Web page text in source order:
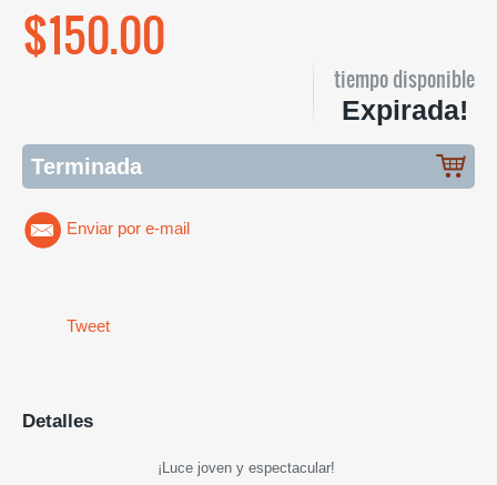
$150.00
tiempo disponible
Expirada!
Terminada
Enviar por e-mail
Tweet
Detalles
¡Luce joven y espectacular!